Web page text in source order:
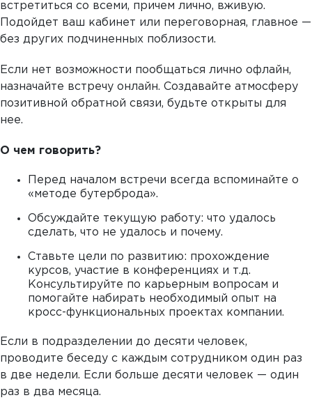
встретиться со всеми, причем лично, вживую.
Подойдет ваш кабинет или переговорная, главное —
без других подчиненных поблизости.
Если нет возможности пообщаться лично офлайн,
назначайте встречу онлайн. Создавайте атмосферу
позитивной обратной связи, будьте открыты для
нее.
О чем говорить?
Перед началом встречи всегда вспоминайте о
«методе бутерброда».
Обсуждайте текущую работу: что удалось
сделать, что не удалось и почему.
Ставьте цели по развитию: прохождение
курсов, участие в конференциях и т.д.
Консультируйте по карьерным вопросам и
помогайте набирать необходимый опыт на
кросс-функциональных проектах компании.
Если в подразделении до десяти человек,
проводите беседу с каждым сотрудником один раз
в две недели. Если больше десяти человек — один
раз в два месяца.